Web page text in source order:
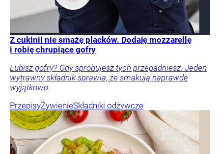
Z cukinii nie smażę placków. Dodaję mozzarellę
i robię chrupiące gofry
Lubisz gofry? Gdy spróbujesz tych przepadniesz. Jeden
wytrawny składnik sprawia, że smakują naprawdę
wyjątkowo.
PrzepisyŻywienieSkładniki odżywcze